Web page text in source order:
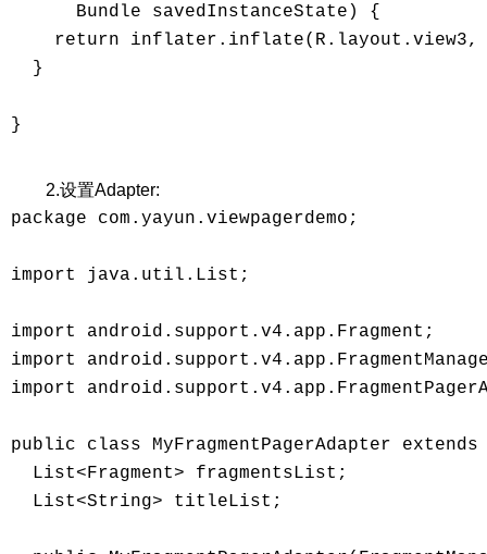
      Bundle savedInstanceState) {
return
  }
}
2.设置Adapter:
package com.yayun.viewpagerdemo;
import java.util.List;
import android.support.v4.app.Fragment;
import
import
public class MyFragmentPagerAdapter
  List<Fragment> fragmentsList;
  List<String> titleList;